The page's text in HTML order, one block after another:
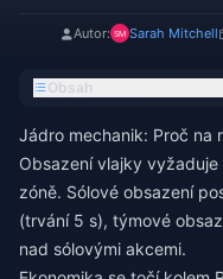
Autor: Sarah Mitchell
Obsah
Jádro mechanik: Proč na
Obsazení vlajky
zóně. Sólové obsazení
(trvání 5 s), týmové
nad sólovými akcemi.